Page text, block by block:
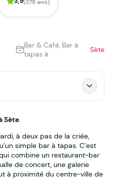
(378 avis)
Bar & Café, Bar à
tapas à
Sète
Sète.
à deux pas de la criée,
simple bar à tapas. C’est
combine un restaurant-bar
de concert, une galerie
à proximité du centre-ville de